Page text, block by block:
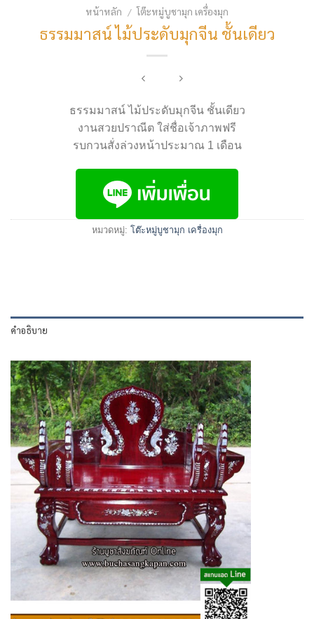
หน้าหลัก / โต๊ะหมู่บูชามุก เครื่องมุก
ธรรมมาสน์ ไม้ประดับมุกจีน ชั้นเดียว
ธรรมมาสน์ ไม้ประดับมุกจีน ชั้นเดียว
งานสวยปราณีต ใส่ชื่อเจ้าภาพฟรี
รบกวนสั่งล่วงหน้าประมาณ 1 เดือน
หมวดหมู่: โต๊ะหมู่บูชามุก เครื่องมุก
คำอธิบาย